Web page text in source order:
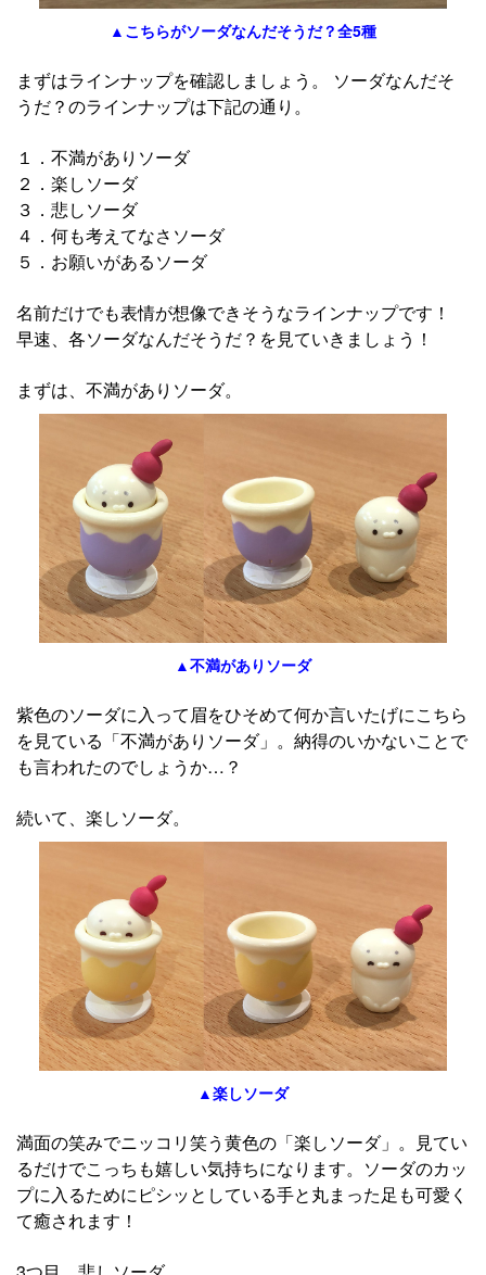
▲こちらがソーダなんだそうだ？全5種
まずはラインナップを確認しましょう。 ソーダなんだそ
うだ？のラインナップは下記の通り。
１．不満がありソーダ
２．楽しソーダ
３．悲しソーダ
４．何も考えてなさソーダ
５．お願いがあるソーダ
名前だけでも表情が想像できそうなラインナップです！
早速、各ソーダなんだそうだ？を見ていきましょう！
まずは、不満がありソーダ。
▲不満がありソーダ
紫色のソーダに入って眉をひそめて何か言いたげにこちら
を見ている「不満がありソーダ」。納得のいかないことで
も言われたのでしょうか…？
続いて、楽しソーダ。
▲楽しソーダ
満面の笑みでニッコリ笑う黄色の「楽しソーダ」。見てい
るだけでこっちも嬉しい気持ちになります。ソーダのカッ
プに入るためにピシッとしている手と丸まった足も可愛く
て癒されます！